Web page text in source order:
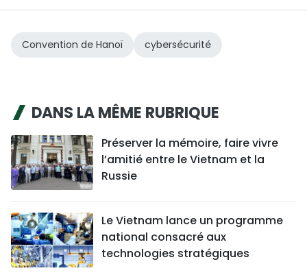
Convention de Hanoï cybersécurité
DANS LA MÊME RUBRIQUE
Préserver la mémoire, faire vivre
l’amitié entre le Vietnam et la
Russie
Le Vietnam lance un programme
national consacré aux
technologies stratégiques